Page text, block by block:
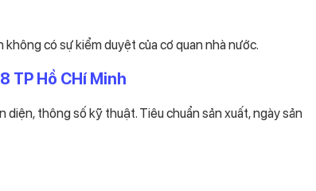
có sự kiểm duyệt của cơ quan nhà nước.
TP Hồ CHí Minh
thông số kỹ thuật. Tiêu chuẩn sản xuất, ngày sản